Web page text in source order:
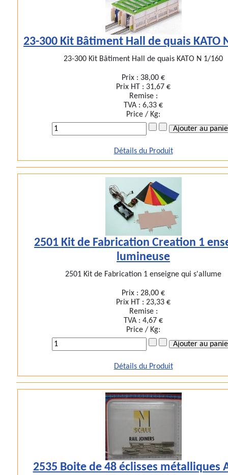
23-300 Kit Bâtiment Hall de quais KATO
23-300 Kit Bâtiment Hall de quais KATO N 1/160
Prix : 38,00 €
Prix HT : 31,67 €
Remise :
TVA :6,33 €
Price / Kg:
Détails du Produit
2501 Kit de Fabrication Creation 1
lumineuse
2501 Kit de Fabrication 1 enseigne qui s'allume
Prix :28,00 €
Prix HT :23,33 €
Remise :
TVA :4,67 €
Price / Kg:
Détails du Produit
2535 Boite de 48 éclisses métalliques